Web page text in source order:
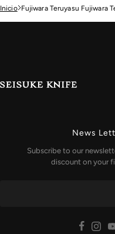
Inicio Fujiwara Teruyasu Fujiwara
News
Subscribe to our
discount on your